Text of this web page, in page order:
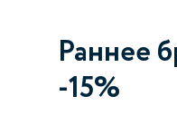
Раннее
-15%